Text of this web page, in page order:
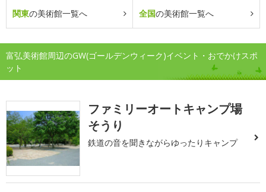
関東の美術館一覧へ 全国の美術館一覧へ
富弘美術館周辺のGW(ゴールデンウィーク)イベント・おでかけスポ
ット
ファミリーオートキャンプ場
そうり
鉄道の音を聞きながらゆったりキャンプ